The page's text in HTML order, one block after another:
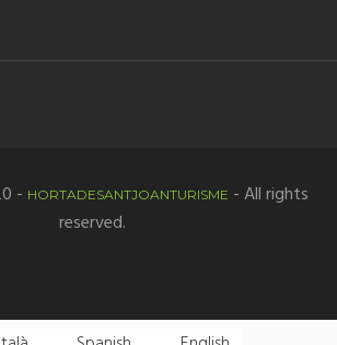
- HORTADESANTJOANTURISME - All rights
reserved.